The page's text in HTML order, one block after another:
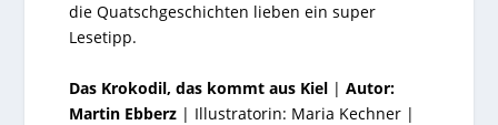
die Quatschgeschichten lieben ein super
Lesetipp.
Das Krokodil, das kommt aus Kiel |Autor:
Martin Ebberz | Illustratorin: Maria Kechner |